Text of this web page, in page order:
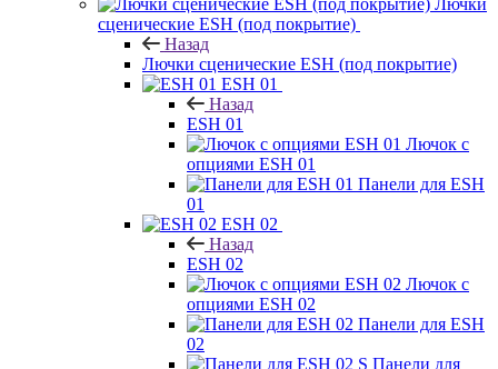
Лючки
сценические ESH (под покрытие)
Назад
Лючки сценические ESH (под покрытие)
ESH 01
Назад
ESH 01
Лючок с
опциями ESH 01
Панели для ESH
01
ESH 02
Назад
ESH 02
Лючок с
опциями ESH 02
Панели для ESH
02
Панели для